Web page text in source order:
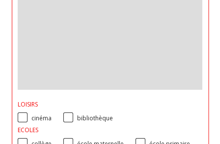
LOISIRS
cinéma
bibliothèque
ECOLES